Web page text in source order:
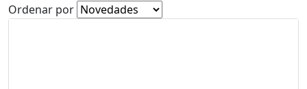
Ordenar por